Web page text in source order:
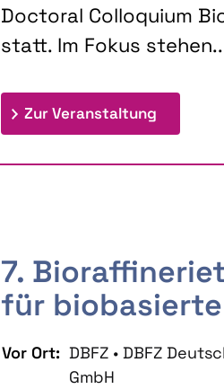
Doctoral Colloquium
statt. Im Fokus
Zur Veranstaltung: 9th
7.
für
Vor Ort: DBFZ • DBFZ
GmbH